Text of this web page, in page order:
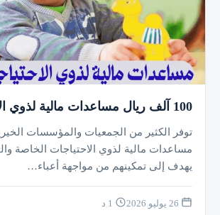
100 آلف ريال مساعدات مالية لذوي الاحتياجات الخاصة
توفر الكثير من الجمعيات والمؤسسات
مساعدات مالية لذوي الاحتياجات الخاصة
يهدف إلى تمكينهم من مواجهة أعباء…